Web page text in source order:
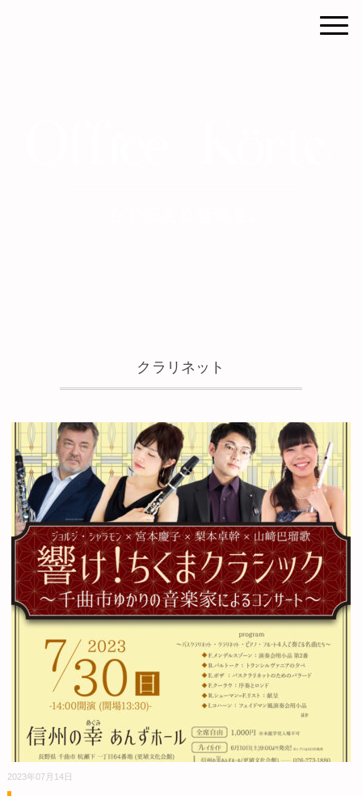
クラリネット
2023年07月14日